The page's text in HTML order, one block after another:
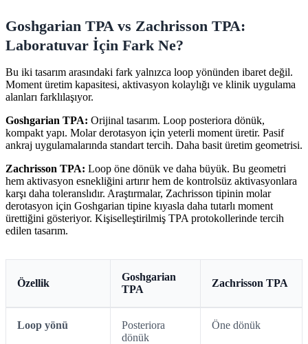
Goshgarian TPA vs Zachrisson TPA:
Laboratuvar İçin Fark Ne?
Bu iki tasarım arasındaki fark yalnızca loop yönünden ibaret değil.
Moment üretim kapasitesi, aktivasyon kolaylığı ve klinik uygulama
alanları farklılaşıyor.
Goshgarian TPA: Orijinal tasarım. Loop posteriora dönük,
kompakt yapı. Molar derotasyon için yeterli moment üretir. Pasif
ankraj uygulamalarında standart tercih. Daha basit üretim geometrisi.
Zachrisson TPA: Loop öne dönük ve daha büyük. Bu geometri
hem aktivasyon esnekliğini artırır hem de kontrolsüz aktivasyonlara
karşı daha toleranslıdır. Araştırmalar, Zachrisson tipinin molar
derotasyon için Goshgarian tipine kıyasla daha tutarlı moment
ürettiğini gösteriyor. Kişiselleştirilmiş TPA protokollerinde tercih
edilen tasarım.
Özellik
Goshgarian
TPA
Zachrisson TPA
Loop yönü
Posteriora
dönük
Öne dönük